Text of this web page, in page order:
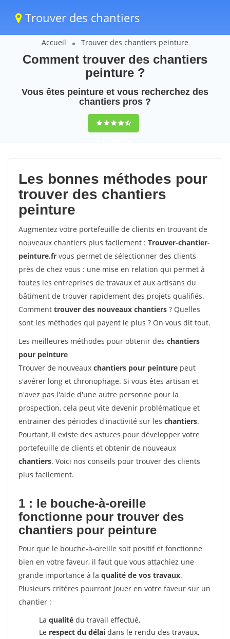
Trouver des chantiers
Accueil Trouver des chantiers peinture
Comment trouver des chantiers
peinture ?
Vous êtes peinture et vous recherchez des
chantiers pros ?
9,5(100%)28
votes
Les bonnes méthodes pour
trouver des chantiers
peinture
Augmentez votre portefeuille de clients en trouvant de
nouveaux chantiers plus facilement : Trouver-chantier-
peinture.fr vous permet de sélectionner des clients
près de chez vous : une mise en relation qui permet à
toutes les entreprises de travaux et aux artisans du
bâtiment de trouver rapidement des projets qualifiés.
Comment trouver des nouveaux chantiers ? Quelles
sont les méthodes qui payent le plus ? On vous dit tout.
Les meilleures méthodes pour obtenir des chantiers
pour peinture
Trouver de nouveaux chantiers pour peinture peut
s'avérer long et chronophage. Si vous êtes artisan et
n'avez pas l'aide d'une autre personne pour la
prospection, cela peut vite devenir problématique et
entrainer des périodes d'inactivité sur les chantiers.
Pourtant, il existe des astuces pour développer votre
portefeuille de clients et obtenir de nouveaux
chantiers. Voici nos conseils pour trouver des clients
plus facilement.
1 : le bouche-à-oreille
fonctionne pour trouver des
chantiers pour peinture
Pour que le bouche-à-oreille soit positif et fonctionne
bien en votre faveur, il faut que vous attachiez une
grande importance à la qualité de vos travaux.
Plusieurs critères pourront jouer en votre faveur sur un
chantier :
La qualité du travail effectué,
Le respect du délai dans le rendu des travaux,